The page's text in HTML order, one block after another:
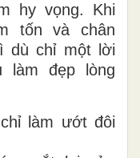
hy vọng. Khi
tốn và chân
dù chỉ một lời
làm đẹp lòng
làm ướt đôi